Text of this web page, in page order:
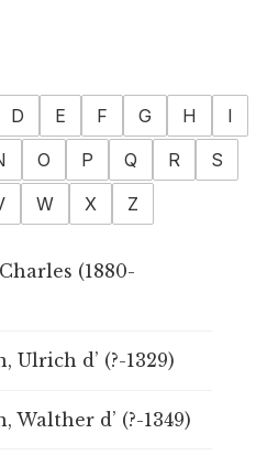
D E F G H
I
O P Q R
S
W X Z
(1880-
Ulrich d’ (?-1329)
Walther d’ (?-1349)